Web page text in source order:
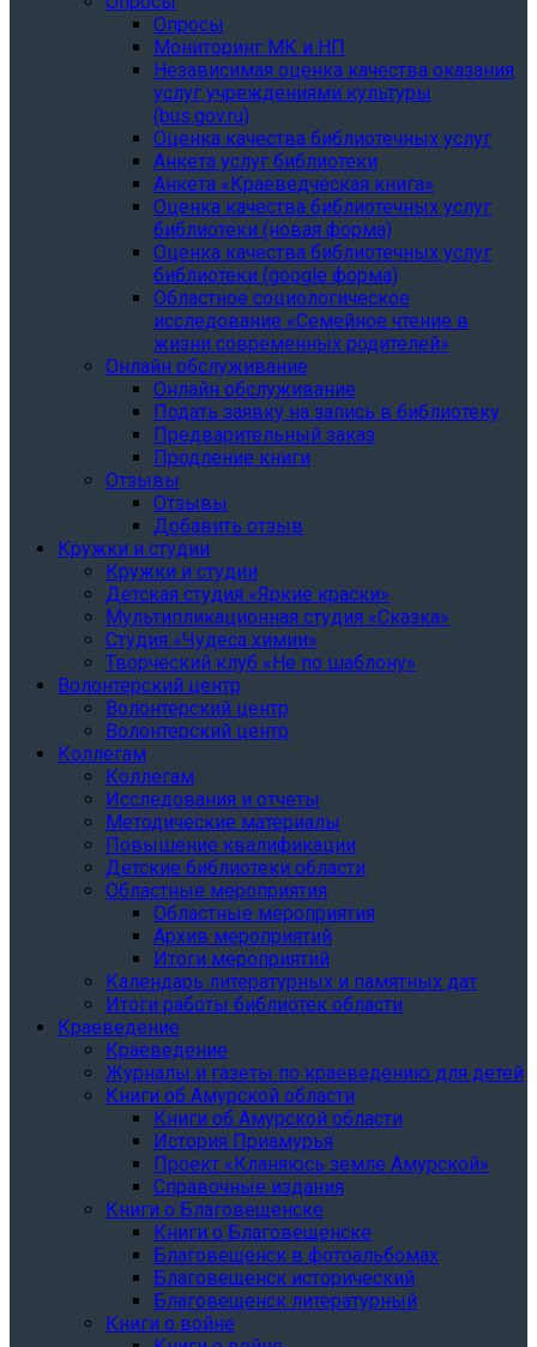
Опросы
Мониторинг МК и НП
Независимая оценка качества оказания
услуг учреждениями культуры
(bus.gov.ru)
Оценка качества библиотечных услуг
Анкета услуг библиотеки
Анкета «Краеведческая книга»
Oценка качества библиотечных услуг
библиотеки (новая форма)
Oценка качества библиотечных услуг
библиотеки (google форма)
Областное социологическое
исследование «Семейное чтение в
жизни современных родителей»
Онлайн обслуживание
Онлайн обслуживание
Подать заявку на запись в библиотеку
Предварительный заказ
Продление книги
Отзывы
Отзывы
Добавить отзыв
Кружки и студии
Кружки и студии
Детская студия «Яркие краски»
Мультипликационная студия «Сказка»
Студия «Чудеса химии»
Творческий клуб «Не по шаблону»
Волонтерский центр
Волонтерский центр
Волонтерский центр
Коллегам
Коллегам
Исследования и отчеты
Методические материалы
Повышение квалификации
Детские библиотеки области
Областные мероприятия
Областные мероприятия
Архив мероприятий
Итоги мероприятий
Календарь литературных и памятных дат
Итоги работы библиотек области
Краеведение
Краеведение
Журналы и газеты по краеведению для детей
Книги об Амурской области
Книги об Амурской области
История Приамурья
Проект «Кланяюсь земле Амурской»
Справочные издания
Книги о Благовещенске
Книги о Благовещенске
Благовещенск в фотоальбомах
Благовещенск исторический
Благовещенск литературный
Книги о войне